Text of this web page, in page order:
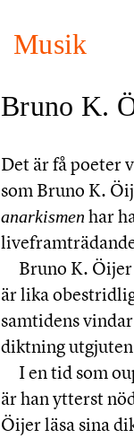
Musik
Bruno K.
Det är få poeter
som Bruno K.
anarkismen har
Bruno K.
är lika
samtidens
diktning
I en tid som
är han ytterst
Öijer läsa sina